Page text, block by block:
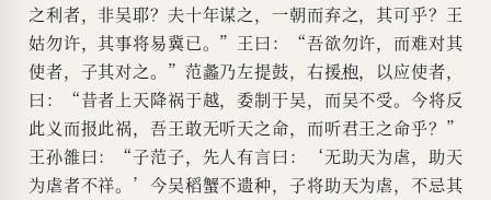
之利者，非吴耶？夫十年谋之，一朝而弃之，其可乎？王
姑勿许，其事将易冀已。”王曰：“吾欲勿许，而难对其
使者，子其对之。”范蠡乃左提鼓，右援枹，以应使者，
曰：“昔者上天降祸于越，委制于吴，而吴不受。今将反
此义而报此祸，吾王敢无听天之命，而听君王之命乎？”
王孙雒曰：“子范子，先人有言曰：‘无助天为虐，助天
为虐者不祥。’今吴稻蟹不遗种，子将助天为虐，不忌其